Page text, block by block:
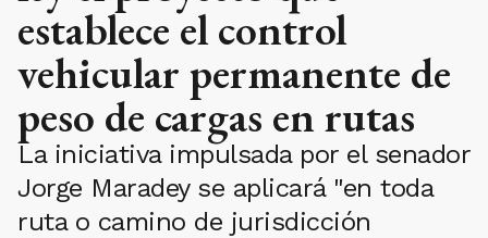
establece el control
vehicular permanente de
peso de cargas en rutas
La iniciativa impulsada por el senador
Jorge Maradey se aplicará "en toda
ruta o camino de jurisdicción